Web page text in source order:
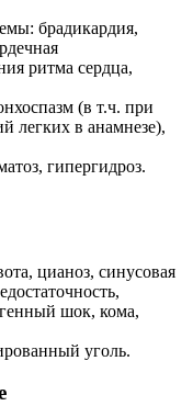
брадикардия,
ритма сердца,
(в т.ч. при
легких в анамнезе),
гипергидроз.
цианоз, синусовая
шок, кома,
уголь.